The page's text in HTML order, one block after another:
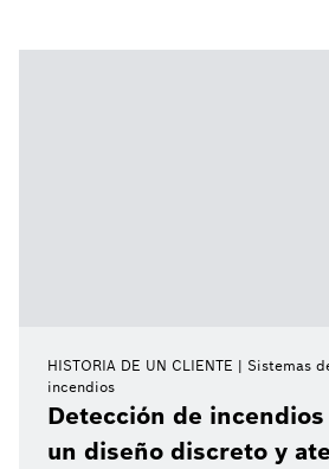
HISTORIA DE UN CLIENTE
Sistemas
incendios
Detección de
un diseño discreto y